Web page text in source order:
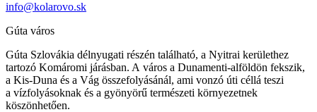
info@kolarovo.sk
Gúta város
Gúta Szlovákia délnyugati részén található, a Nyitrai kerülethez
tartozó Komáromi járásban. A város a Dunamenti-alföldön fekszik,
a Kis-Duna és a Vág összefolyásánál, ami vonzó úti céllá teszi
a vízfolyásoknak és a gyönyörű természeti környezetnek
köszönhetően.